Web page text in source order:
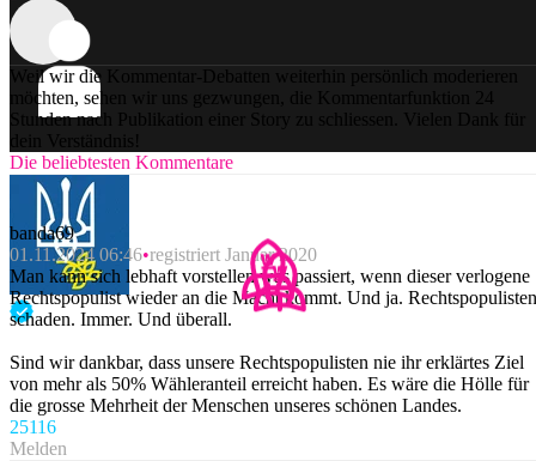
Weil wir die Kommentar-Debatten weiterhin persönlich moderieren
möchten, sehen wir uns gezwungen, die Kommentarfunktion 24
Stunden nach Publikation einer Story zu schliessen. Vielen Dank für
dein Verständnis!
Die beliebtesten Kommentare
banda69
01.11.2024 06:46 registriert Januar 2020
Man kann sich lebhaft vorstellen was passiert, wenn dieser verlogene
Rechtspopulist wieder an die Macht kommt. Und ja. Rechtspopulisten
schaden. Immer. Und überall.
Sind wir dankbar, dass unsere Rechtspopulisten nie ihr erklärtes Ziel
von mehr als 50% Wähleranteil erreicht haben. Es wäre die Hölle für
die grosse Mehrheit der Menschen unseres schönen Landes.
25116
Melden